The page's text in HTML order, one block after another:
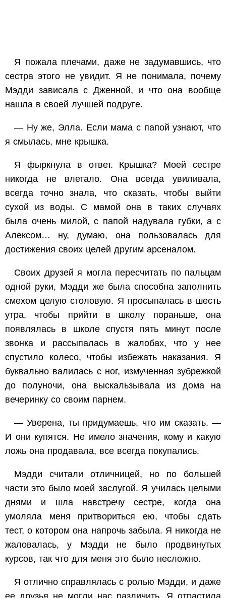
Я пожала плечами, даже не задумавшись, что
сестра этого не увидит. Я не понимала, почему
Мэдди зависала с Дженной, и что она вообще
нашла в своей лучшей подруге.
— Ну же, Элла. Если мама с папой узнают, что
я смылась, мне крышка.
Я фыркнула в ответ. Крышка? Моей сестре
никогда не влетало. Она всегда увиливала,
всегда точно знала, что сказать, чтобы выйти
сухой из воды. С мамой она в таких случаях
была очень милой, с папой надувала губки, а с
Алексом… ну, думаю, она пользовалась для
достижения своих целей другим арсеналом.
Своих друзей я могла пересчитать по пальцам
одной руки, Мэдди же была способна заполнить
смехом целую столовую. Я просыпалась в шесть
утра, чтобы прийти в школу пораньше, она
появлялась в школе спустя пять минут после
звонка и рассыпалась в жалобах, что у нее
спустило колесо, чтобы избежать наказания. Я
буквально валилась с ног, измученная зубрежкой
до полуночи, она выскальзывала из дома на
вечеринку со своим парнем.
— Уверена, ты придумаешь, что им сказать. —
И они купятся. Не имело значения, кому и какую
ложь она продавала, все всегда покупались.
Мэдди считали отличницей, но по большей
части это было моей заслугой. Я училась целыми
днями и шла навстречу сестре, когда она
умоляла меня притвориться ею, чтобы сдать
тест, о котором она напрочь забыла. Я никогда не
жаловалась, у Мэдди не было продвинутых
курсов, так что для меня это было несложно.
Я отлично справлялась с ролью Мэдди, и даже